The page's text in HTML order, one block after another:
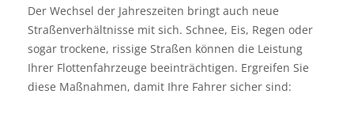
Der Wechsel der Jahreszeiten bringt auch neue
Straßenverhältnisse mit sich. Schnee, Eis, Regen oder
sogar trockene, rissige Straßen können die Leistung
Ihrer Flottenfahrzeuge beeinträchtigen. Ergreifen Sie
diese Maßnahmen, damit Ihre Fahrer sicher sind: